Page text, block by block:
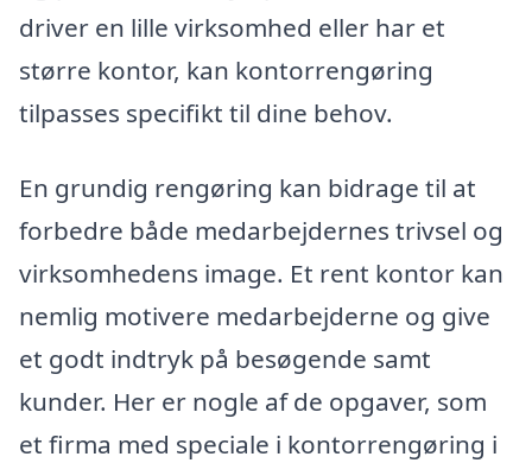
driver en lille virksomhed eller har et
større kontor, kan kontorrengøring
tilpasses specifikt til dine behov.
En grundig rengøring kan bidrage til at
forbedre både medarbejdernes trivsel og
virksomhedens image. Et rent kontor kan
nemlig motivere medarbejderne og give
et godt indtryk på besøgende samt
kunder. Her er nogle af de opgaver, som
et firma med speciale i kontorrengøring i